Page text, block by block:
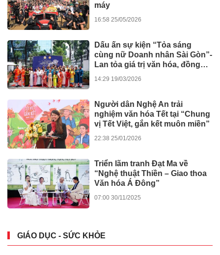
máy
16:58 25/05/2026
Dấu ấn sự kiện “Tỏa sáng
cùng nữ Doanh nhân Sài Gòn”-
Lan tỏa giá trị văn hóa, đồng
14:29 19/03/2026
Người dân Nghệ An trải
nghiệm văn hóa Tết tại “Chung
vị Tết Việt, gắn kết muôn miền”
22:38 25/01/2026
Triển lãm tranh Đạt Ma về
“Nghệ thuật Thiền – Giao thoa
Văn hóa Á Đông”
07:00 30/11/2025
GIÁO DỤC - SỨC KHỎE